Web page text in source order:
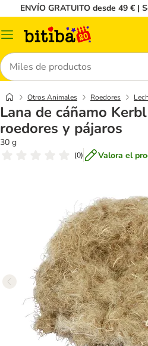
ENVÍO GRATUITO desde 49 € |
Menú
Buscar
Otros Animales Roedores
Lana de cáñamo
roedores y pájaros
30 g
(0) Valora el